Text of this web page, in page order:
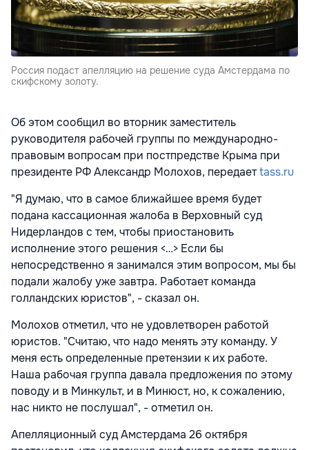
Россия подаст апелляцию на решение суда Амстердама по
скифскому золоту.
Об этом сообщил во вторник заместитель
руководителя рабочей группы по международно-
правовым вопросам при постпредстве Крыма при
президенте РФ Александр Молохов, передаетtass.ru
"Я думаю, что в самое ближайшее время будет
подана кассационная жалоба в Верховный суд
Нидерландов с тем, чтобы приостановить
исполнение этого решения <…> Если бы
непосредственно я занимался этим вопросом, мы бы
подали жалобу уже завтра. Работает команда
голландских юристов", - сказал он.
Молохов отметил, что не удовлетворен работой
юристов. "Считаю, что надо менять эту команду. У
меня есть определенные претензии к их работе.
Наша рабочая группа давала предложения по этому
поводу и в Минкульт, и в Минюст, но, к сожалению,
нас никто не послушал", - отметил он.
Апелляционный суд Амстердама 26 октября